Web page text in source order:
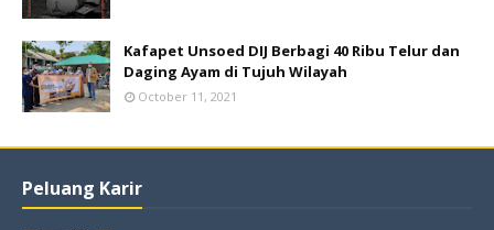
Kafapet Unsoed DIJ Berbagi 40 Ribu Telur dan
Daging Ayam di Tujuh Wilayah
October 11, 2021
Peluang Karir